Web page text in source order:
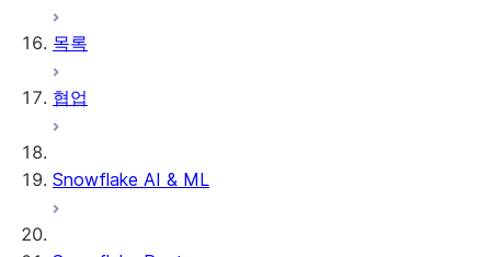
목록
협업
Snowflake AI & ML